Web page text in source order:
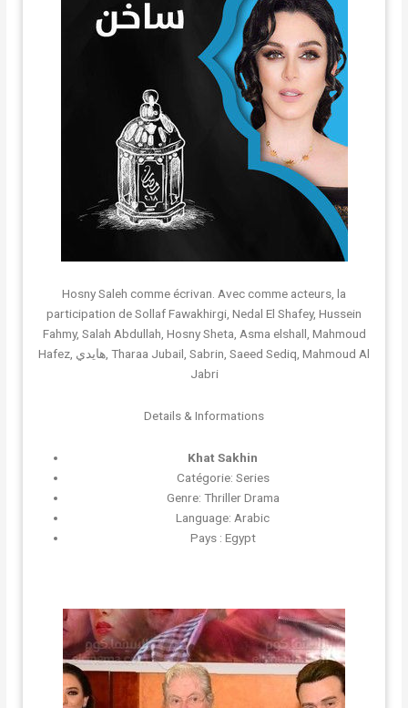
Hosny Saleh comme écrivan. Avec comme acteurs, la
participation de Sollaf Fawakhirgi, Nedal El Shafey, Hussein
Fahmy, Salah Abdullah, Hosny Sheta, Asma elshall, Mahmoud
Hafez, هايدي, Tharaa Jubail, Sabrin, Saeed Sediq, Mahmoud Al
Jabri
Details & Informations
Khat Sakhin
Catégorie: Series
Genre: Thriller Drama
Language: Arabic
Pays : Egypt